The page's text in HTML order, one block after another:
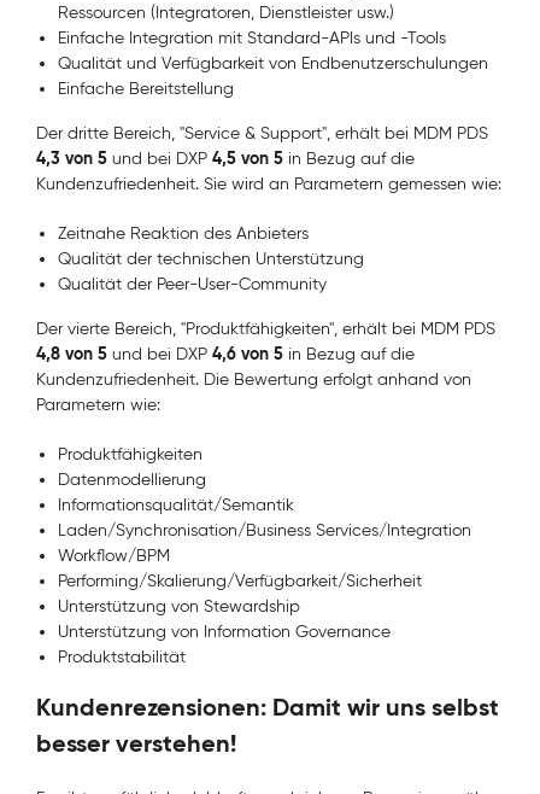
Ressourcen (Integratoren, Dienstleister usw.)
Einfache Integration mit Standard-APIs und -Tools
Qualität und Verfügbarkeit von Endbenutzerschulungen
Einfache Bereitstellung
Der dritte Bereich, "Service & Support", erhält bei MDM PDS
4,3 von 5 und bei DXP 4,5 von 5 in Bezug auf die
Kundenzufriedenheit. Sie wird an Parametern gemessen wie:
Zeitnahe Reaktion des Anbieters
Qualität der technischen Unterstützung
Qualität der Peer-User-Community
Der vierte Bereich, "Produktfähigkeiten", erhält bei MDM PDS
4,8 von 5 und bei DXP 4,6 von 5 in Bezug auf die
Kundenzufriedenheit. Die Bewertung erfolgt anhand von
Parametern wie:
Produktfähigkeiten
Datenmodellierung
Informationsqualität/Semantik
Laden/Synchronisation/Business Services/Integration
Workflow/BPM
Performing/Skalierung/Verfügbarkeit/Sicherheit
Unterstützung von Stewardship
Unterstützung von Information Governance
Produktstabilität
Kundenrezensionen: Damit wir uns selbst
besser verstehen!